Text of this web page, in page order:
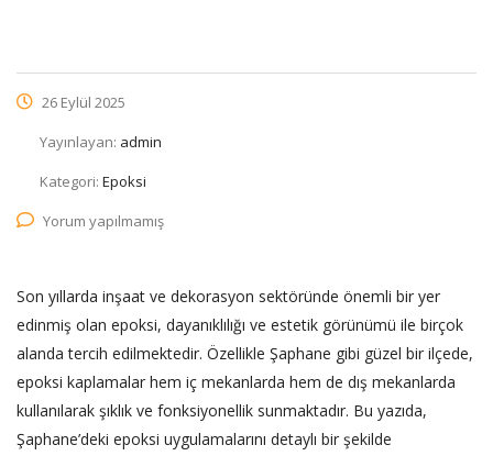
26 Eylül 2025
Yayınlayan: admin
Kategori: Epoksi
Yorum yapılmamış
Son yıllarda inşaat ve dekorasyon sektöründe önemli bir yer
edinmiş olan epoksi, dayanıklılığı ve estetik görünümü ile birçok
alanda tercih edilmektedir. Özellikle Şaphane gibi güzel bir ilçede,
epoksi kaplamalar hem iç mekanlarda hem de dış mekanlarda
kullanılarak şıklık ve fonksiyonellik sunmaktadır. Bu yazıda,
Şaphane’deki epoksi uygulamalarını detaylı bir şekilde